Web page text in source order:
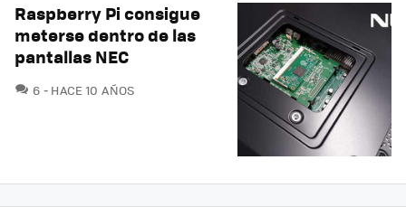
Raspberry Pi consigue
meterse dentro de las
pantallas NEC
6 COMENTARIOS
HACE 10 AÑOS